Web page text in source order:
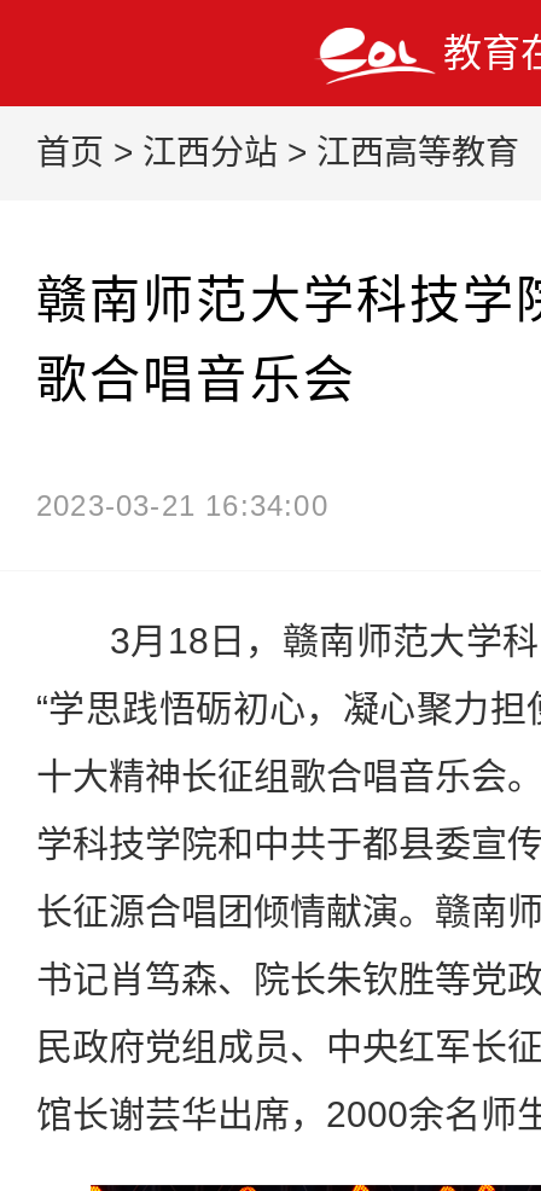
教育
首页 > 江西分站 > 江西高等教育
赣南师范大学科技学
歌合唱音乐会
2023-03-21 16:34:00
3月18日，赣南师范大学科
“学思践悟砺初心，凝心聚力担
十大精神长征组歌合唱音乐会
学科技学院和中共于都县委宣
长征源合唱团倾情献演。赣南
书记肖笃森、院长朱钦胜等党
民政府党组成员、中央红军长
馆长谢芸华出席，2000余名师